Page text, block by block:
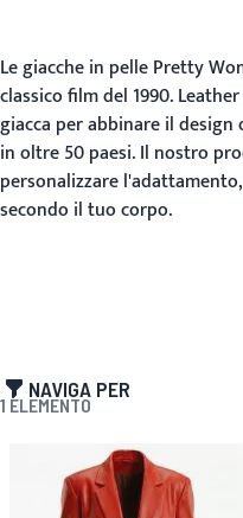
Le giacche in pelle Pretty
classico film del 1990.
giacca per abbinare il
in oltre 50 paesi. Il nostro
personalizzare
secondo il tuo corpo.
NAVIGA PER
1 ELEMENTO